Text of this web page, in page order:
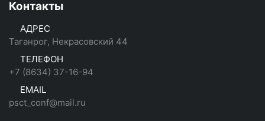
Контакты
АДРЕС
Таганрог, Некрасовский 44
ТЕЛЕФОН
+7 (8634) 37-16-94
EMAIL
psct_conf@mail.ru